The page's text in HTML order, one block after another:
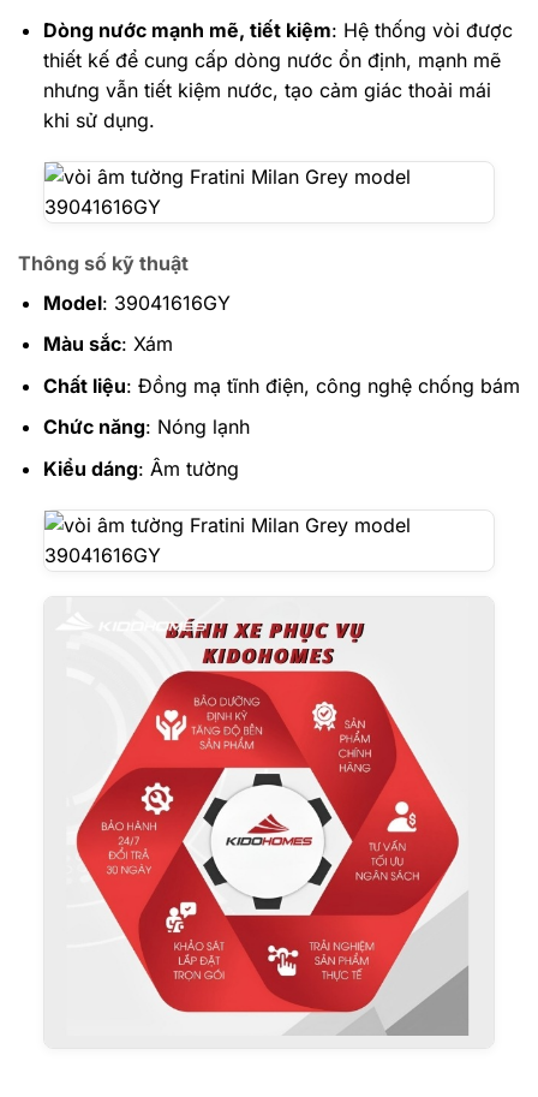
Dòng nước mạnh mẽ, tiết kiệm: Hệ thống vòi được
thiết kế để cung cấp dòng nước ổn định, mạnh mẽ
nhưng vẫn tiết kiệm nước, tạo cảm giác thoải mái
khi sử dụng.
Thông số kỹ thuật
Model: 39041616GY
Màu sắc: Xám
Chất liệu: Đồng mạ tĩnh điện, công nghệ chống bám
Chức năng: Nóng lạnh
Kiểu dáng: Âm tường